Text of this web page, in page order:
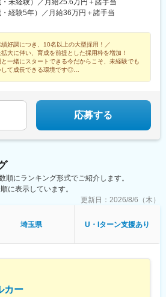
経験5年）／月給36万円＋諸手当
績好調につき、10名以上の大型採用！／
大に伴い、育成を前提とした採用枠を増加！
と一緒にスタートできる今だからこそ、未経験でも
して成長できる環境です◎
応募する
順にランキング形式でご紹介します。
に表示しています。
更新日： 2026/8/6（木）
埼玉県 U・Iターン支援あり
カー